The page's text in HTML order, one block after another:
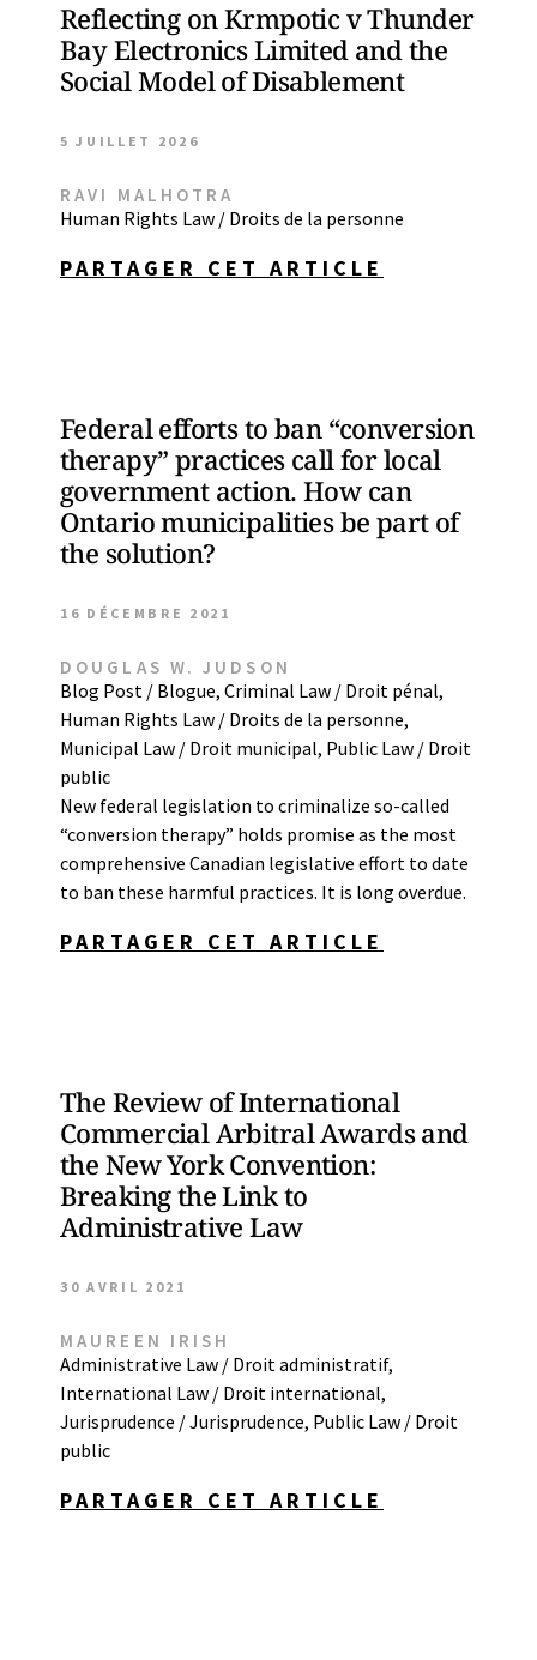
Reflecting on Krmpotic v Thunder
Bay Electronics Limited and the
Social Model of Disablement
5 JUILLET 2026
RAVI MALHOTRA
Human Rights Law / Droits de la personne
PARTAGER CET ARTICLE
Federal efforts to ban “conversion
therapy” practices call for local
government action. How can
Ontario municipalities be part of
the solution?
16 DÉCEMBRE 2021
DOUGLAS W. JUDSON
Blog Post / Blogue, Criminal Law / Droit pénal,
Human Rights Law / Droits de la personne,
Municipal Law / Droit municipal, Public Law / Droit
public
New federal legislation to criminalize so-called
“conversion therapy” holds promise as the most
comprehensive Canadian legislative effort to date
to ban these harmful practices. It is long overdue.
PARTAGER CET ARTICLE
The Review of International
Commercial Arbitral Awards and
the New York Convention:
Breaking the Link to
Administrative Law
30 AVRIL 2021
MAUREEN IRISH
Administrative Law / Droit administratif,
International Law / Droit international,
Jurisprudence / Jurisprudence, Public Law / Droit
public
PARTAGER CET ARTICLE